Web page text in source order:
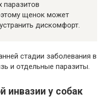
паразитов
щенок может
дискомфорт.
стадии заболевания в
и отдельные паразиты.
инвазии у собак